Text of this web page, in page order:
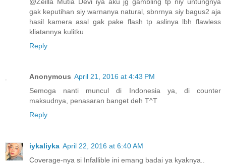
gak keputihan siy warnanya natural, sbnrnya siy bagus2 aja
hasil kamera asal gak pake flash tp aslinya lbh flawless
kliatannya kulitku
Reply
Anonymous April 21, 2016 at 4:43 PM
Semoga nanti muncul di Indonesia ya, di counter
maksudnya, penasaran banget deh T^T
Reply
iykaliyka April 22, 2016 at 6:40 AM
Coverage-nya si Infallible ini emang badai ya kyaknya..